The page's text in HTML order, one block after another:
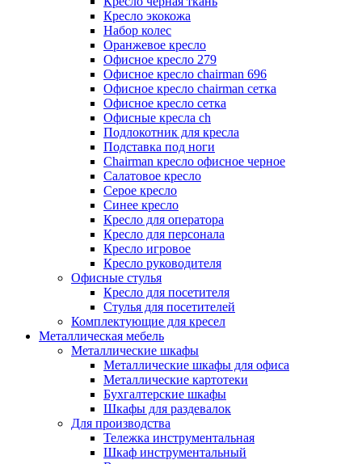
Кресло экокожа
Набор колес
Оранжевое кресло
Офисное кресло 279
Офисное кресло chairman 696
Офисное кресло chairman сетка
Офисное кресло сетка
Офисные кресла ch
Подлокотник для кресла
Подставка под ноги
Сhairman кресло офисное черное
Салатовое кресло
Серое кресло
Синее кресло
Кресло для оператора
Кресло для персонала
Кресло игровое
Кресло руководителя
Офисные стулья
Кресло для посетителя
Стулья для посетителей
Комплектующие для кресел
Металлическая мебель
Металлические шкафы
Металлические шкафы для офиса
Металлические картотеки
Бухгалтерские шкафы
Шкафы для раздевалок
Для производства
Тележка инструментальная
Шкаф инструментальный